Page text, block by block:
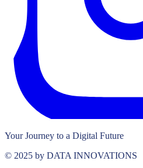
Your Journey to a Digital Future
© 2025 by DATA INNOVATIONS